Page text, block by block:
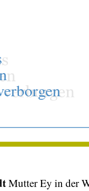
Mutter Ey in der